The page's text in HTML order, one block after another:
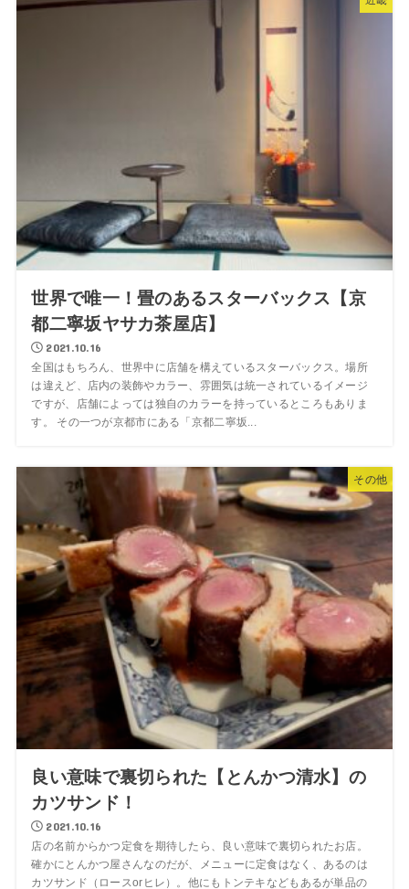
世界で唯一！畳のあるスターバックス【京
都二寧坂ヤサカ茶屋店】
2021.10.16
全国はもちろん、世界中に店舗を構えているスターバックス。場所
は違えど、店内の装飾やカラー、雰囲気は統一されているイメージ
ですが、店舗によっては独自のカラーを持っているところもありま
す。 その一つが京都市にある「京都二寧坂...
その他
良い意味で裏切られた【とんかつ清水】の
カツサンド！
2021.10.16
店の名前からかつ定食を期待したら、良い意味で裏切られたお店。
確かにとんかつ屋さんなのだが、メニューに定食はなく、あるのは
カツサンド（ロースorヒレ）。他にもトンテキなどもあるが単品の